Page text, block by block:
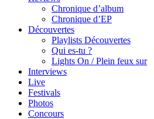
Chronique d’album
Chronique d’EP
Découvertes
Playlists Découvertes
Qui es-tu ?
Lights On / Plein feux sur
Interviews
Live
Festivals
Photos
Concours